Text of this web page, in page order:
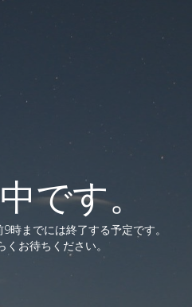
です。
までには終了する予定です。
お待ちください。